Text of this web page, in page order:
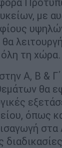
με
τη χώρα.
Α, Β &
θα
όπως
στα